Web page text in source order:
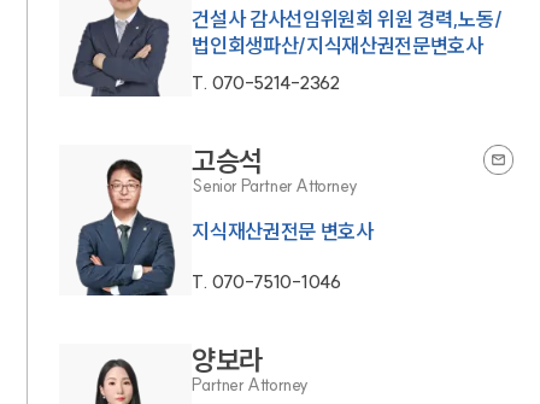
건설사 감사선임위원회 위원 경력,노동/
법인회생파산/지식재산권전문변호사
T. 070-5214-2362
고승석
Senior Partner Attorney
지식재산권전문 변호사
T. 070-7510-1046
양보라
Partner Attorney